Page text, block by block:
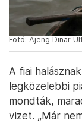
Fotó: Ajeng Dinar
A fiai
legközelebbi
mondták,
vizet. „Már